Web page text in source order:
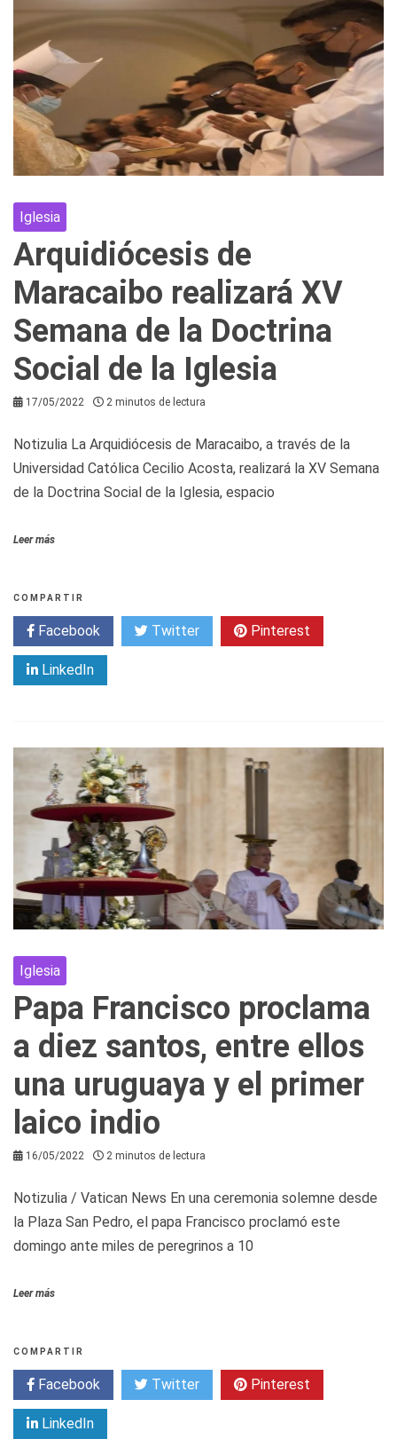
Iglesia
Arquidiócesis de
Maracaibo realizará XV
Semana de la Doctrina
Social de la Iglesia
17/05/2022 2 minutos de lectura
Notizulia La Arquidiócesis de Maracaibo, a través de la
Universidad Católica Cecilio Acosta, realizará la XV Semana
de la Doctrina Social de la Iglesia, espacio
Leer más
COMPARTIR
Facebook Twitter Pinterest
LinkedIn
Iglesia
Papa Francisco proclama
a diez santos, entre ellos
una uruguaya y el primer
laico indio
16/05/2022 2 minutos de lectura
Notizulia / Vatican News En una ceremonia solemne desde
la Plaza San Pedro, el papa Francisco proclamó este
domingo ante miles de peregrinos a 10
Leer más
COMPARTIR
Facebook Twitter Pinterest
LinkedIn